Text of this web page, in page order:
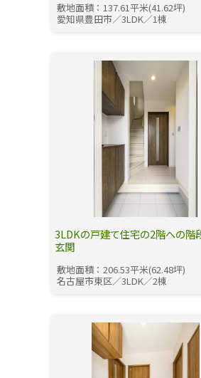
敷地面積：137.61平米(41.62坪)
愛知県豊田市／3LDK／1棟
3LDKの戸建て住宅の2階への階
玄関
敷地面積：206.53平米(62.48坪)
名古屋市東区／3LDK／2棟